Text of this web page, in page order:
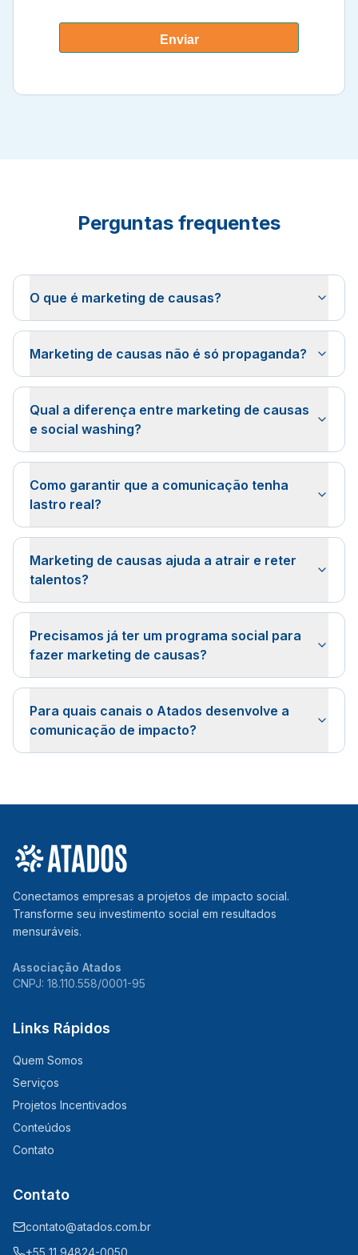
Enviar
Perguntas frequentes
O que é marketing de causas?
Marketing de causas não é só propaganda?
Qual a diferença entre marketing de causas
e social washing?
Como garantir que a comunicação tenha
lastro real?
Marketing de causas ajuda a atrair e reter
talentos?
Precisamos já ter um programa social para
fazer marketing de causas?
Para quais canais o Atados desenvolve a
comunicação de impacto?
Conectamos empresas a projetos de impacto social.
Transforme seu investimento social em resultados
mensuráveis.
Associação Atados
CNPJ: 18.110.558/0001-95
Links Rápidos
Quem Somos
Serviços
Projetos Incentivados
Conteúdos
Contato
Contato
contato@atados.com.br
+55 11 94824-0050